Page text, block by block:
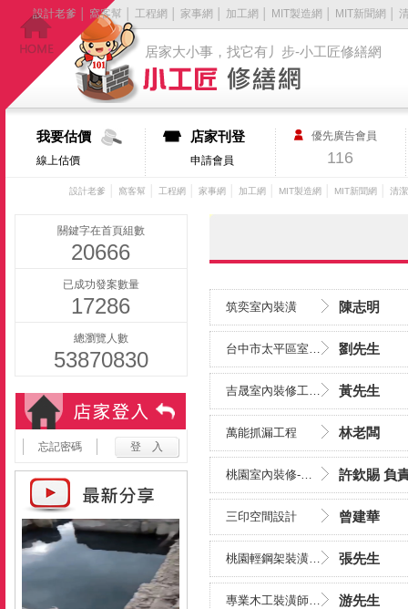
居家大小事，找它有丿步-小工匠修繕網
設計老爹 窩客幫 工程網 家事網 加工網 MIT製造網 MIT新聞網
我要估價
線上估價
店家刊登
申請會員
優先廣告會員
116
設計老爹 窩客幫 工程網 家事網 加工網 MIT製造網 MIT新聞網 清
關鍵字在首頁組數
20666
已成功發案數量
17286
總瀏覽人數
53870830
忘記密碼
筑奕室內裝潢 陳志明
台中市太平區室內裝修-尚友工程/台中舊屋翻新/彰化鐵皮屋/南.... 劉先生
吉晟室內裝修工程/嘉義中古屋翻修/嘉義外牆隔熱/嘉義磁磚剝落.... 黃先生
萬能抓漏工程 林老闆
桃園室內裝修-米蕾室內裝修工作室/桃園陽宅風水/桃園木工裝潢.... 許欽賜 負
三印空間設計 曾建華
桃園輕鋼架裝潢,禾暘輕鋼架裝潢工程-桃園天花板裝潢,青埔輕鋼.... 張先生
專業木工裝潢師傅免費估價 游先生